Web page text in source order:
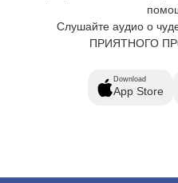
Слушайте аудио о
ПРИЯТНОГО
Download
App Store